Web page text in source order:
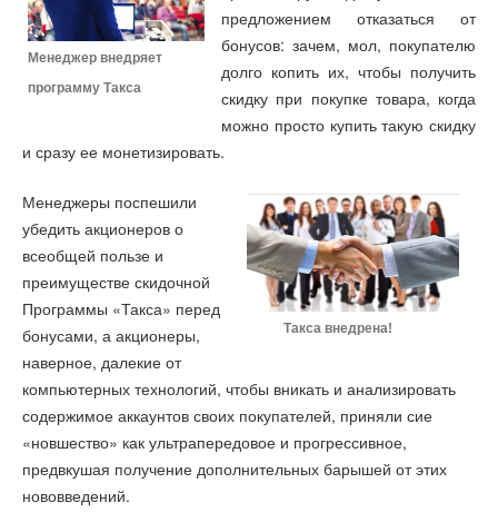
Менеджер внедряет
программу Такса
предложением отказаться от
бонусов: зачем, мол, покупателю
долго копить их, чтобы получить
скидку при покупке товара, когда
можно просто купить такую скидку
и сразу ее монетизировать.
Такса внедрена!
Менеджеры поспешили
убедить акционеров о
всеобщей пользе и
преимуществе скидочной
Программы «Такса» перед
бонусами, а акционеры,
наверное, далекие от
компьютерных технологий, чтобы вникать и анализировать
содержимое аккаунтов своих покупателей, приняли сие
«новшество» как ультрапередовое и прогрессивное,
предвкушая получение дополнительных барышей от этих
нововведений.